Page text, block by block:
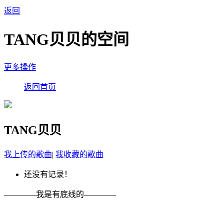
返回
TANG贝贝的空间
更多操作
返回首页
TANG贝贝
我上传的歌曲| 我收藏的歌曲
还没有记录！
————我是有底线的————